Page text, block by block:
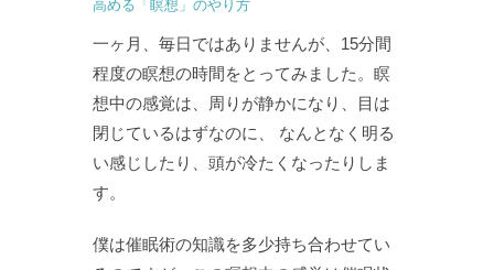
高める「瞑想」のやり方
一ヶ月、毎日ではありませんが、15分間
程度の瞑想の時間をとってみました。瞑
想中の感覚は、周りが静かになり、目は
閉じているはずなのに、 なんとなく明る
い感じしたり、頭が冷たくなったりしま
す。
僕は催眠術の知識を多少持ち合わせてい